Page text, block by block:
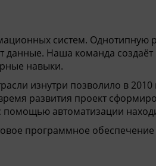
систем. Однотипную
данные. Наша команда
навыки.
изнутри позволило в 2010
развития проект
автоматизации
программное